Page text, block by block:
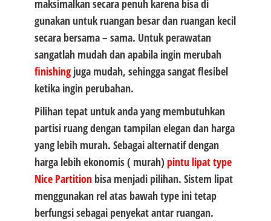
maksimalkan secara penuh karena bisa di
gunakan untuk ruangan besar dan ruangan kecil
secara bersama – sama. Untuk perawatan
sangatlah mudah dan apabila ingin merubah
finishingjuga mudah, sehingga sangat flesibel
ketika ingin perubahan.
Pilihan tepat untuk anda yang membutuhkan
partisi ruang dengan tampilan elegan dan harga
yang lebih murah. Sebagai alternatif dengan
harga lebih ekonomis ( murah) pintu lipat type
Nice Partitionbisa menjadi pilihan. Sistem lipat
menggunakan rel atas bawah type ini tetap
berfungsi sebagai penyekat antar ruangan.